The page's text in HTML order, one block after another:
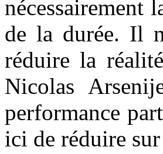
nécessairement
de la durée. Il
réduire la
Nicolas
performance
ici de réduire